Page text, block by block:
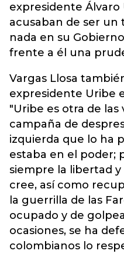
expresidente Álvaro
acusaban de ser un
nada en su
frente a él una
Vargas Llosa
expresidente Uribe
"Uribe es otra de las
campaña de
izquierda que lo ha
estaba en el poder;
siempre la libertad y
cree, así como
la guerrilla de las
ocupado y de
ocasiones, se ha
colombianos lo